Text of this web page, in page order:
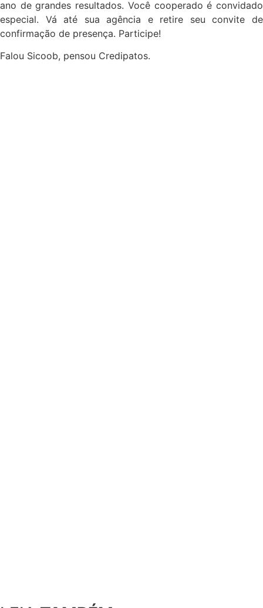
ano de grandes resultados. Você cooperado é convidado
especial. Vá até sua agência e retire seu convite de
confirmação de presença. Participe!
Falou Sicoob, pensou Credipatos.